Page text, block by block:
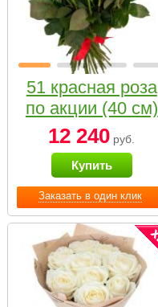
Заказать в один клик
51 красная роза
по акции (40 см)
12 240 руб.
Купить